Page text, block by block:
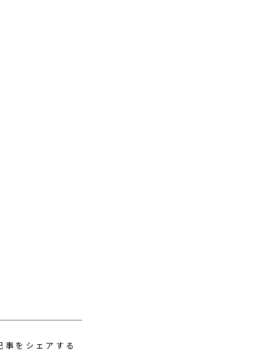
事をシェアする